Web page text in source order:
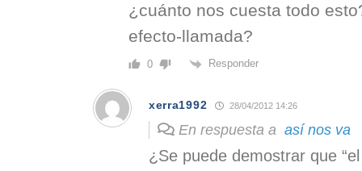
¿cuánto nos cuesta todo
efecto-llamada?
0 Responder
xerra1992 28/04/2012 14:26
En respuesta a así nos va
¿Se puede demostrar que